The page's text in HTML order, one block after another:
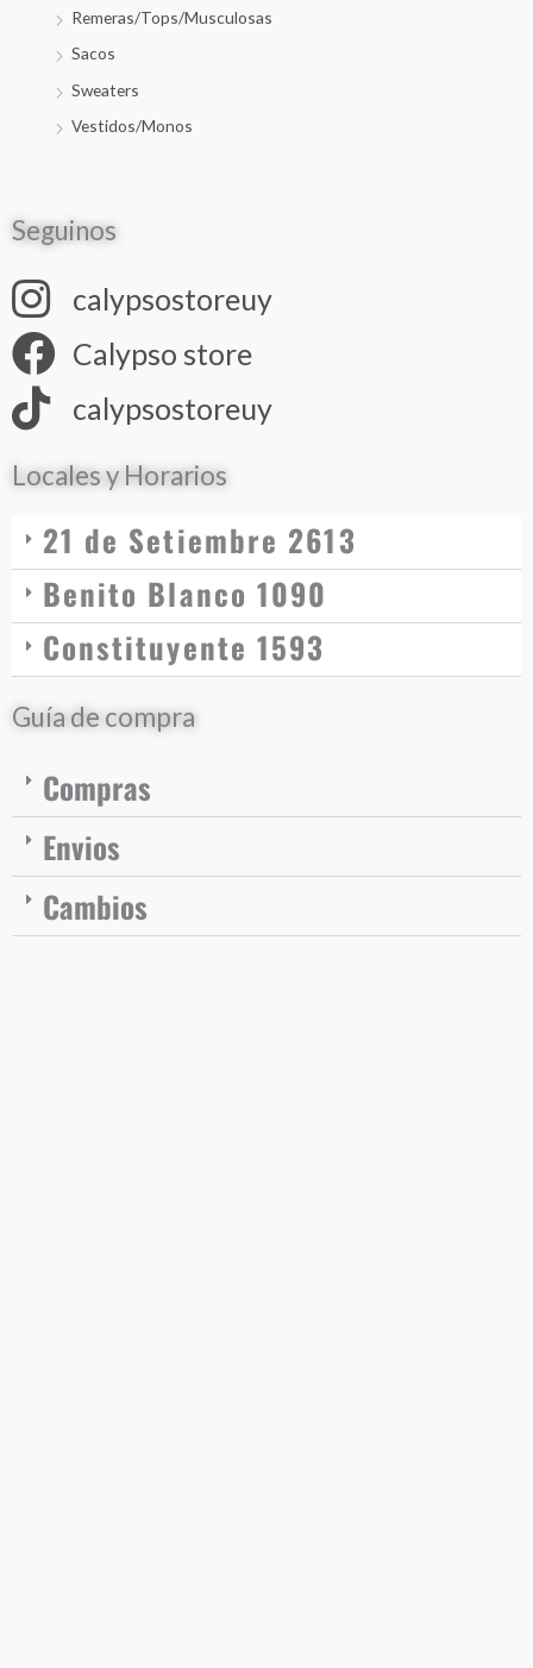
Remeras/Tops/Musculosas
Sacos
Sweaters
Vestidos/Monos
Seguinos
calypsostoreuy
Calypso store
calypsostoreuy
Locales y Horarios
21 de Setiembre 2613
Benito Blanco 1090
Constituyente 1593
Guía de compra
Compras
Envios
Cambios